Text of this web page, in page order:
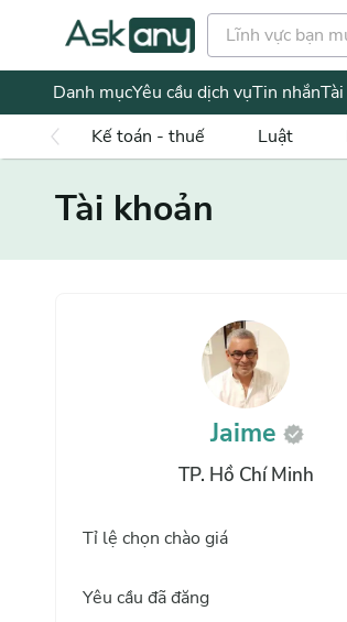
Danh mụcYêu cầu dịch vụTin nhắn
Kế toán - thuế
Luật
Tài khoản
Jaime
TP. Hồ Chí Minh
Tỉ lệ chọn chào giá
Yêu cầu đã đăng